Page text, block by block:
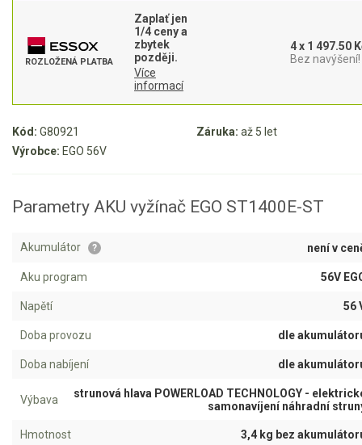
Benzínové pily
Elektrické pily
Jednoruční pily
Vyvětvovací pily
AKU zahradní technika
Aku sekačky
Aku STIHL
Aku AL-KO
Kód: G80921 Záruka: až 5 let
Výrobce: EGO 56V
ROZLOŽENÁ PLATBA
Zaplať jen
1/4 ceny a
zbytek
později.
Více
informací
4 x 1 497.50
Bez navýšení!
Parametry AKU vyžínač EGO ST1400E-ST
Akumulátor ? není v
Aku program 56V
Napětí 56
Doba provozu dle
Doba nabíjení dle
Výbava
strunová hlava POWERLOAD TECHNOLOGY -
samonavíjení náhradní
Hmotnost 3,4 kg bez